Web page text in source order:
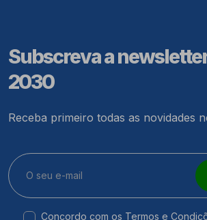
Subscreva a
2030
Receba primeiro todas as novidades
Concordo com os Termos e